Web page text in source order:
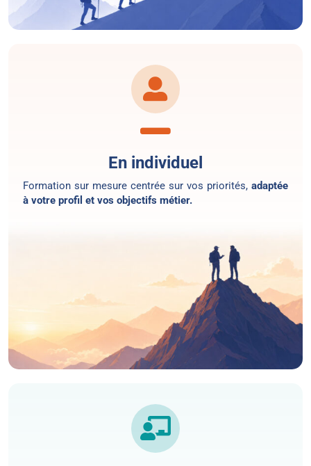
En individuel
Formation sur mesure centrée sur vos priorités,adaptée
à votre profil et vos objectifs métier.